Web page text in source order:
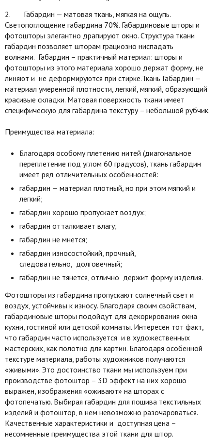
2. Габардин — матовая ткань, мягкая на ощупь.
Светопоглощение габардина 70%. Габардиновые шторы и
фотошторы элегантно драпируют окно. Структура ткани
габардин позволяет шторам грациозно ниспадать
волнами. Габардин – практичный материал: шторы и
фотошторы из этого материала хорошо держат форму, не
линяют и не деформируются при стирке.Ткань Габардин —
материал умеренной плотности, легкий, мягкий, образующий
красивые складки. Матовая поверхность ткани имеет
специфическую для габардина текстуру – небольшой рубчик.
Преимущества материала:
Благодаря особому плетению нитей (диагональное
переплетение под углом 60 градусов), ткань габардин
имеет ряд отличительных особенностей:
габардин — материал плотный, но при этом мягкий и
легкий;
габардин хорошо пропускает воздух;
габардин отталкивает влагу;
габардин не мнется;
габардин износостойкий, прочный,
следовательно, долговечный;
габардин не тянется, отлично держит форму изделия.
Фотошторы из габардина пропускают солнечный свет и
воздух, устойчивы к износу. Благодаря своим свойствам,
габардиновые шторы подойдут для декорирования окна
кухни, гостиной или детской комнаты. Интересен тот факт,
что габардин часто используется и в художественных
мастерских, как полотно для картин. Благодаря особенной
текстуре материала, работы художников получаются
«живыми». Это достоинство ткани мы используем при
производстве фотоштор – 3D эффект на них хорошо
выражен, изображения «оживают» на шторах с
фотопечатью. Выбирая габардин для пошива текстильных
изделий и фотоштор, в нем невозможно разочароваться.
Качественные характеристики и доступная цена –
несомненные преимущества этой ткани для штор.